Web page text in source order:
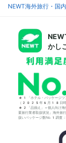
NEWT海外旅行・国
かし
*1「ホテル・パッケージツ
（2025年6月18日時点の
*2「品揃え」＝個人向け
要旅行業者取扱状況」海外旅
扱いパッケージ数No.1